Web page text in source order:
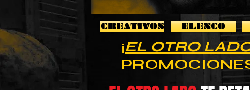
CREATIVOS ELENCO
¡EL OTRO